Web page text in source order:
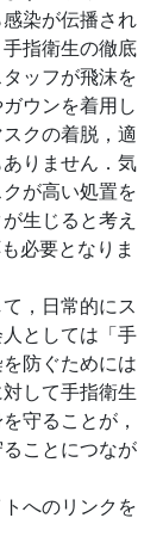
染が伝播され
指衛生の徹底
ッフが飛沫を
ウンを着用し
クの着脱，適
りません．気
が高い処置を
生じると考え
必要となりま
，日常的にス
としては「手
防ぐためには
して手指衛生
守ることが，
ことにつなが
へのリンクを